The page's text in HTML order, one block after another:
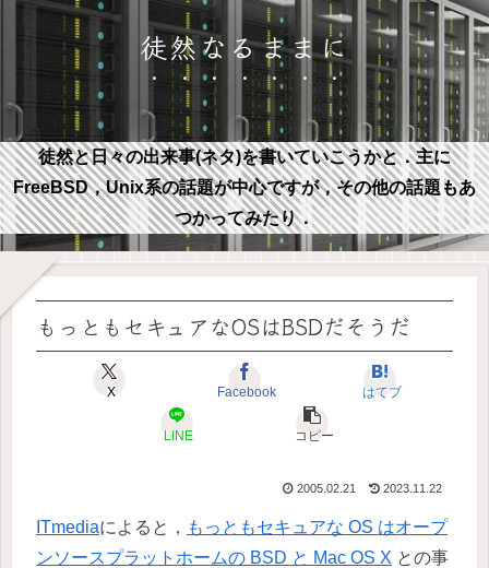
徒然なるままに
徒然と日々の出来事(ネタ)を書いていこうかと．主に
FreeBSD，Unix系の話題が中心ですが，その他の話題もあ
つかってみたり．
もっともセキュアなOSはBSDだそうだ
X Facebook はてブ
LINE コピー
2005.02.21 2023.11.22
ITmediaによると， もっともセキュアな OS はオープ
ンソースプラットホームの BSD と Mac OS X との事